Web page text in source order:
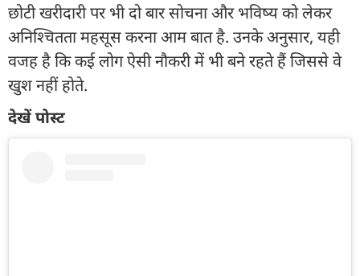
छोटी खरीदारी पर भी दो बार सोचना और भविष्य को लेकर
अनिश्चितता महसूस करना आम बात है. उनके अनुसार, यही
वजह है कि कई लोग ऐसी नौकरी में भी बने रहते हैं जिससे वे
खुश नहीं होते.
देखें पोस्ट